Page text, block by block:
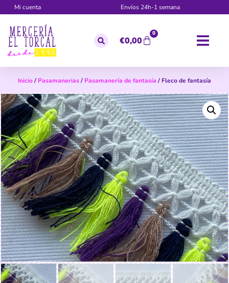
Mi cuenta Envíos 24h-1 semana
€0,00
0
Inicio/ Pasamanerias/ Pasamanería de fantasía / Fleco de fantasía